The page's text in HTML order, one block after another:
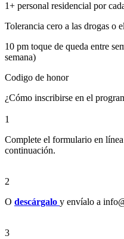
1+ personal residencial por
Tolerancia cero a las drogas o
10 pm toque de queda entre
semana)
Codigo de honor
¿Cómo inscribirse en el
1
Complete el formulario en
continuación.
2
O descárgalo y envíalo a
3